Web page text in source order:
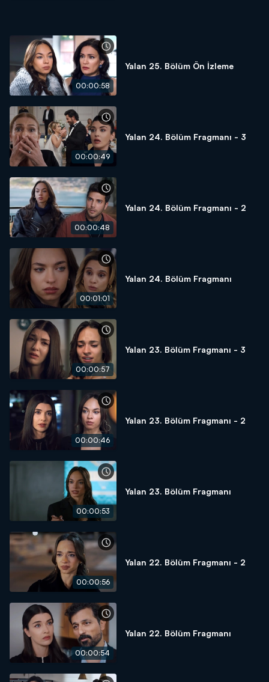
00:00:58
Yalan 25. Bölüm Ön İzleme
00:00:49
Yalan 24. Bölüm Fragmanı - 3
00:00:48
Yalan 24. Bölüm Fragmanı - 2
00:01:01
Yalan 24. Bölüm Fragmanı
00:00:57
Yalan 23. Bölüm Fragmanı - 3
00:00:46
Yalan 23. Bölüm Fragmanı - 2
00:00:53
Yalan 23. Bölüm Fragmanı
00:00:56
Yalan 22. Bölüm Fragmanı - 2
00:00:54
Yalan 22. Bölüm Fragmanı